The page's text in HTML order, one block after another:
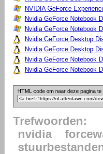
NVIDIA GeForce
Nvidia GeForce Notebook
Nvidia GeForce Notebook
Nvidia GeForce Desktop
Nvidia GeForce Desktop
Nvidia GeForce Notebook
Nvidia GeForce Notebook
HTML code om naar deze pagina te
Trefwoorden:
nvidia